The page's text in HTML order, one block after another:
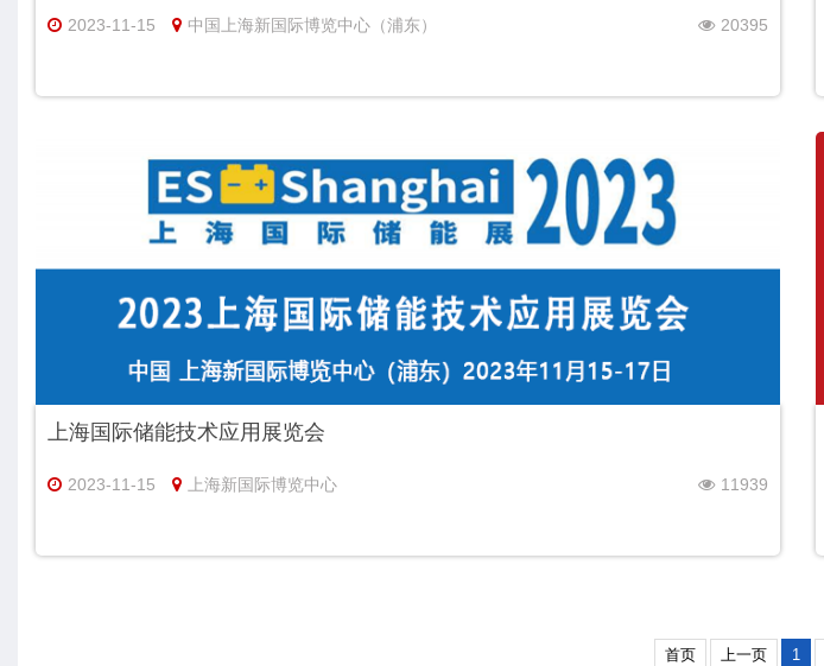
2023-11-15 中国上海新国际博览中心（浦东） 20395
上海国际储能技术应用展览会
2023-11-15 上海新国际博览中心 11939
首页 上一页 1